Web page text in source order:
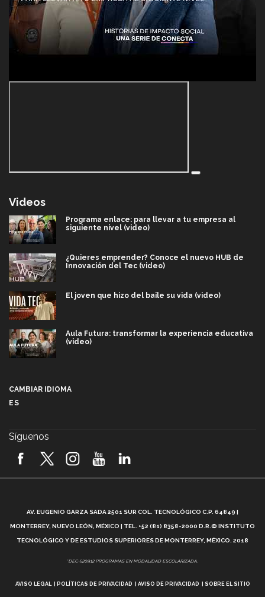
Videos
Programa enlace: para llevar a tu empresa al
siguiente nivel (video)
¿Quieres emprender? Conoce el nuevo HUB de
Innovación del Tec (video)
El joven que hizo del baile su vida (video)
Aula Futura: transformar la experiencia educativa
(video)
2026! (video)
¿Cómo es el Modelo Educativo Tec? (video)
Vida Tec: Feminismo e Inteligencia Artificial, Paola
CAMBIAR IDIOMA
ES
Síguenos
AV. EUGENIO GARZA SADA 2501 SUR COL. TECNOLÓGICO C.P. 64849 |
MONTERREY, NUEVO LEÓN, MÉXICO | TEL. +52 (81) 8358-2000 D.R.© INSTITUTO
TECNOLÓGICO Y DE ESTUDIOS SUPERIORES DE MONTERREY, MÉXICO. 2018
*DEC-520912 PROGRAMAS EN MODALIDAD ESCOLARIZADA.
AVISO LEGAL POLÍTICAS DE PRIVACIDAD AVISO DE PRIVACIDAD SOBRE EL SITIO